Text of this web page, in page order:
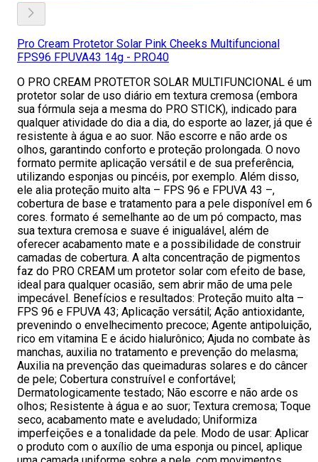
Pro Cream Protetor Solar Pink Cheeks Multifuncional
FPS96 FPUVA43 14g - PRO40
O PRO CREAM PROTETOR SOLAR MULTIFUNCIONAL é um
protetor solar de uso diário em textura cremosa (embora
sua fórmula seja a mesma do PRO STICK), indicado para
qualquer atividade do dia a dia, do esporte ao lazer, já que é
resistente à água e ao suor. Não escorre e não arde os
olhos, garantindo conforto e proteção prolongada. O novo
formato permite aplicação versátil e de sua preferência,
utilizando esponjas ou pincéis, por exemplo. Além disso,
ele alia proteção muito alta – FPS 96 e FPUVA 43 –,
cobertura de base e tratamento para a pele disponível em 6
cores. formato é semelhante ao de um pó compacto, mas
sua textura cremosa e suave é inigualável, além de
oferecer acabamento mate e a possibilidade de construir
camadas de cobertura. A alta concentração de pigmentos
faz do PRO CREAM um protetor solar com efeito de base,
ideal para qualquer ocasião, sem abrir mão de uma pele
impecável. Benefícios e resultados: Proteção muito alta –
FPS 96 e FPUVA 43; Aplicação versátil; Ação antioxidante,
prevenindo o envelhecimento precoce; Agente antipoluição,
rico em vitamina E e ácido hialurônico; Ajuda no combate às
manchas, auxilia no tratamento e prevenção do melasma;
Auxilia na prevenção das queimaduras solares e do câncer
de pele; Cobertura construível e confortável;
Dermatologicamente testado; Não escorre e não arde os
olhos; Resistente à água e ao suor; Textura cremosa; Toque
seco, acabamento mate e aveludado; Uniformiza
imperfeições e a tonalidade da pele. Modo de usar: Aplicar
o produto com o auxílio de uma esponja ou pincel, aplique